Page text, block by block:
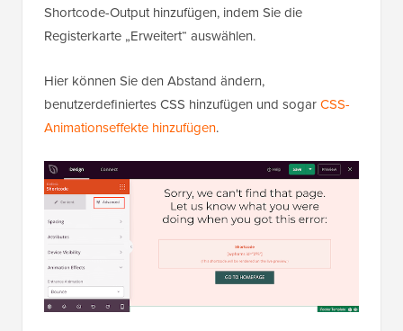
Shortcode-Output hinzufügen, indem Sie die
Registerkarte „Erweitert“ auswählen.
Hier können Sie den Abstand ändern,
benutzerdefiniertes CSS hinzufügen und sogarCSS-
Animationseffekte hinzufügen.